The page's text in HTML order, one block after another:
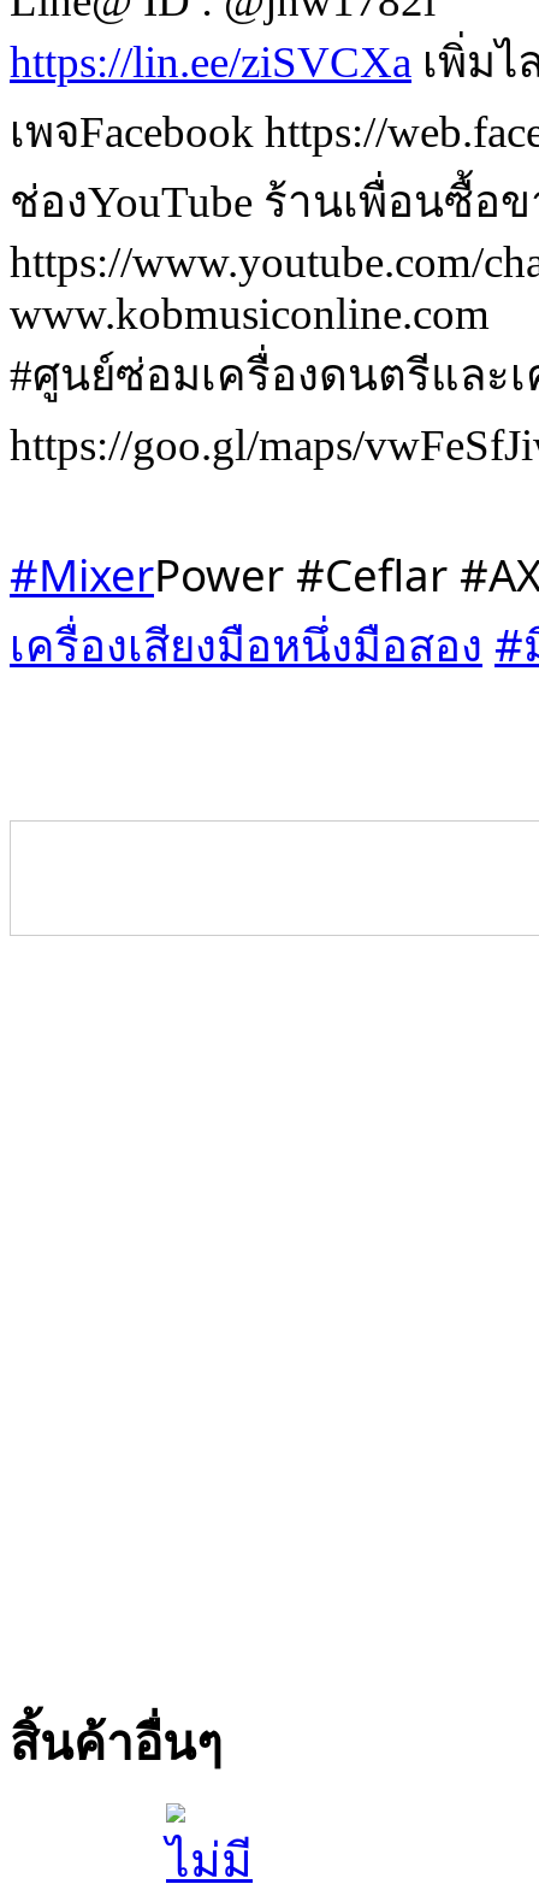
https://lin.ee/ziSVCXa เพิ่ม
เพจFacebook https://
ช่องYouTube ร้านเพื่อนซื้อ
https://www.youtube.com/
www.kobmusiconline.com
#ศูนย์ซ่อมเครื่องดนตรีและ
https://goo.gl/maps/
#MixerPower #Ceflar
เครื่องเสียงมือหนึ่งมือสอง #
สิ้นค้าอื่นๆ